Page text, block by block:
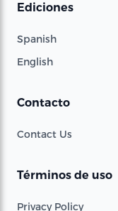
Ediciones
Spanish
English
Contacto
Contact Us
Términos de uso
Privacy Policy